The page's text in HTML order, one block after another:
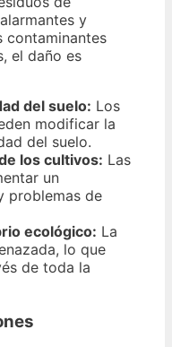
y
contaminantes
el daño es
del suelo: Los
modificar la
del suelo.
los cultivos: Las
un
problemas de
ecológico: La
lo que
de toda la